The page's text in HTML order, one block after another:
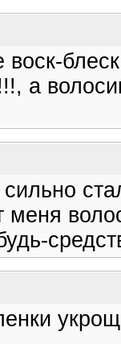
воск-
а
меня